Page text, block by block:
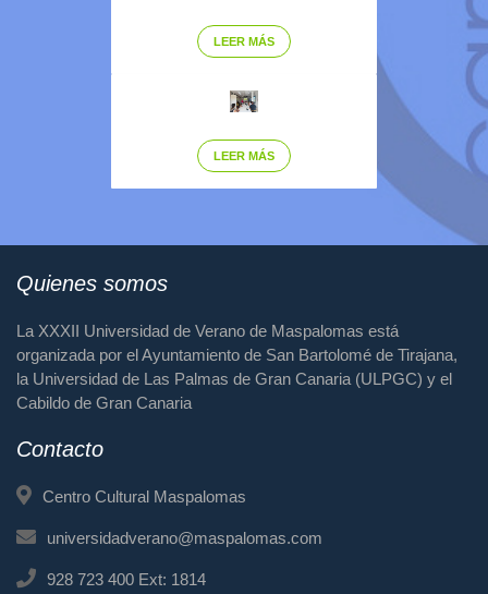
LEER MÁS
LEER MÁS
Quienes somos
La XXXII Universidad de Verano de Maspalomas está
organizada por el Ayuntamiento de San Bartolomé de Tirajana,
la Universidad de Las Palmas de Gran Canaria (ULPGC) y el
Cabildo de Gran Canaria
Contacto
Centro Cultural Maspalomas
universidadverano@maspalomas.com
928 723 400 Ext: 1814